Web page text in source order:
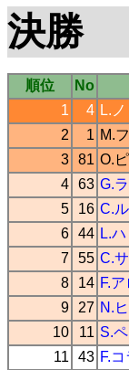
決勝
順位 No
1
4 L.
2
1 M.
3 81 O.
4 63 G.
5
16 C.
6 44 L.
7 55 C.
8
14 F.
9
27 N.
10
11 S.
11
43 F.